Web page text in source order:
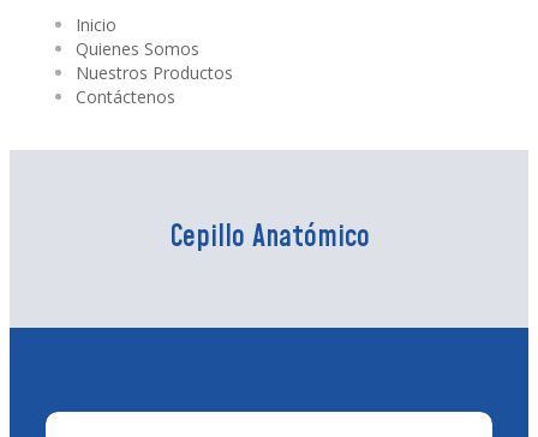
Inicio
Quienes Somos
Nuestros Productos
Contáctenos
Cepillo Anatómico